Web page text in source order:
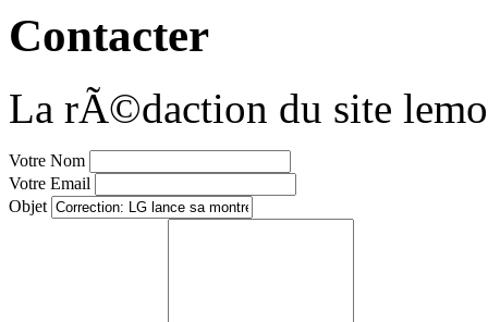
Contacter
La rÃ©daction du site
Votre Nom
Votre Email
Objet